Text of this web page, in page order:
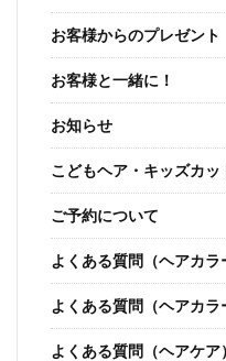
お客様からのプレゼント
お客様と一緒に！
お知らせ
こどもヘア・キッズカッ
ご予約について
よくある質問（ヘアカラ
よくある質問（ヘアカラ
よくある質問（ヘアケア）